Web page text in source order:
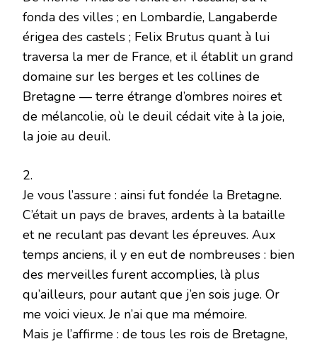
fonda des villes ; en Lombardie, Langaberde
érigea des castels ; Felix Brutus quant à lui
traversa la mer de France, et il établit un grand
domaine sur les berges et les collines de
Bretagne — terre étrange d’ombres noires et
de mélancolie, où le deuil cédait vite à la joie,
la joie au deuil.
2.
Je vous l’assure : ainsi fut fondée la Bretagne.
C’était un pays de braves, ardents à la bataille
et ne reculant pas devant les épreuves. Aux
temps anciens, il y en eut de nombreuses : bien
des merveilles furent accomplies, là plus
qu’ailleurs, pour autant que j’en sois juge. Or
me voici vieux. Je n’ai que ma mémoire.
Mais je l’affirme : de tous les rois de Bretagne,